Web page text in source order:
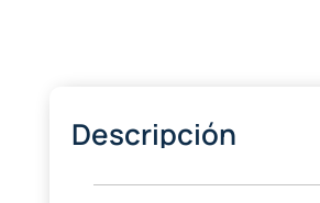
Descripción